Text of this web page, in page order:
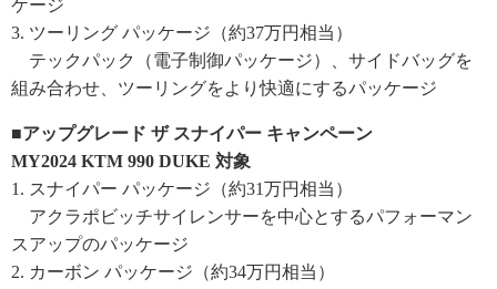
ケージ
3. ツーリング パッケージ（約37万円相当）
テックパック（電子制御パッケージ）、サイドバッグを
組み合わせ、ツーリングをより快適にするパッケージ
■アップグレード ザ スナイパー キャンペーン
MY2024 KTM 990 DUKE 対象
1. スナイパー パッケージ（約31万円相当）
アクラポビッチサイレンサーを中心とするパフォーマン
スアップのパッケージ
2. カーボン パッケージ（約34万円相当）